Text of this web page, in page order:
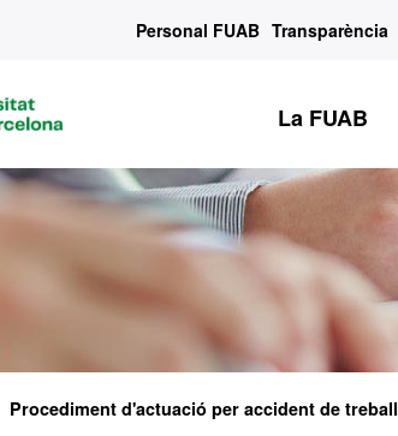
Personal FUAB Transparència
La FUAB
Procediment d'actuació per accident de treball